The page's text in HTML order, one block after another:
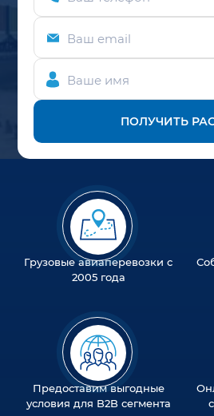
Ваш email
Ваше имя
ПОЛУЧИТЬ
Грузовые авиаперевозки с
2005 года
Предоставим выгодные
условия для B2B сегмента